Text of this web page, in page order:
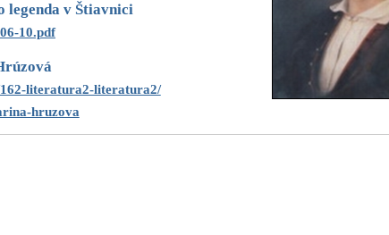
legenda v Štiavnici
10.pdf
literatura2-literatura2/
hruzova